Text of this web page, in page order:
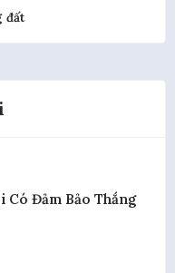
đất
Có Đảm Bảo Thắng